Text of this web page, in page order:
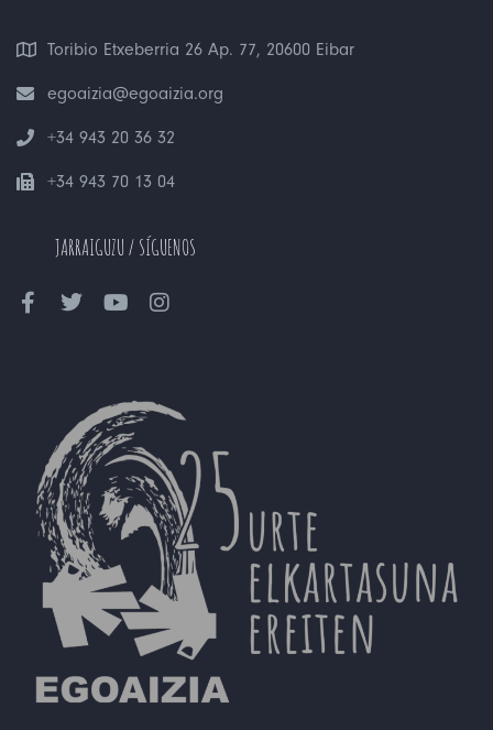
Toribio Etxeberria 26 Ap. 77, 20600 Eibar
egoaizia@egoaizia.org
+34 943 20 36 32
+34 943 70 13 04
JARRAIGUZU / SÍGUENOS